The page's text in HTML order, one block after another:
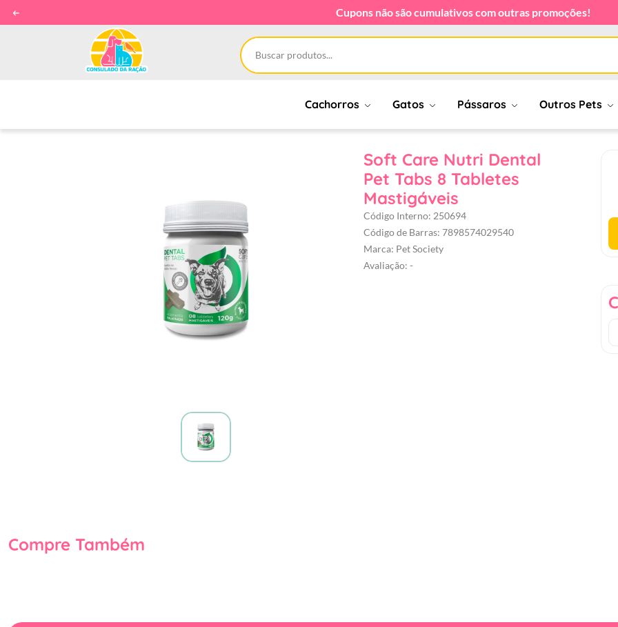
Cupons não são cumulativos com outras promoções!
Cachorros Gatos Pássaros Outros Pets
Soft Care Nutri Dental
Pet Tabs 8 Tabletes
Mastigáveis
Código Interno: 250694
Código de Barras: 7898574029540
Marca: Pet Society
Avaliação: -
Compre Também